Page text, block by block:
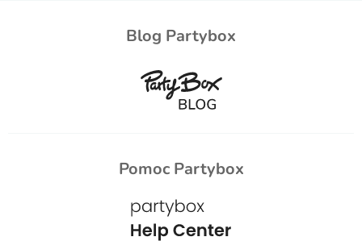
Blog Partybox
Pomoc Partybox